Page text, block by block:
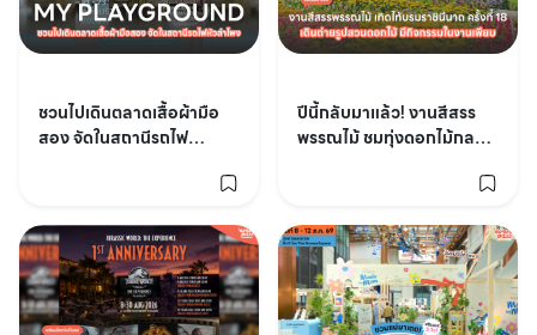
ชวนไปเดินตลาดเสื้อผ้ามือ
สอง จัดในสถานีรถไฟ
ปีนี้กลับมาแล้ว! งานสีสรร
พรรณไม้ ชมทุ่งดอกไม้กลาง